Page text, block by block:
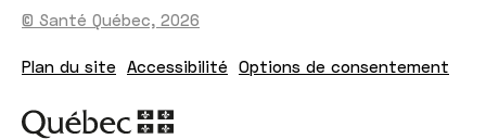
© Santé Québec, 2026
Plan du site Accessibilité Options de consentement